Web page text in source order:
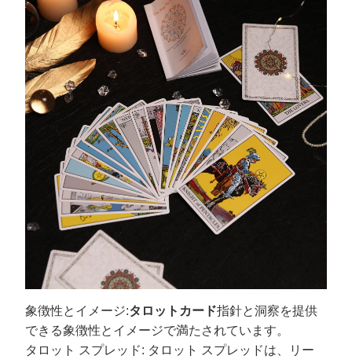
象徴性とイメージ:タロットカード指針と洞察を提供
できる象徴性とイメージで満たされています。
タロット スプレッド: タロット スプレッドは、リー